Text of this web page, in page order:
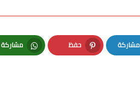
مشاركة
LinkedIn
حفظ
Pinterest
مشاركة
Whatsapp